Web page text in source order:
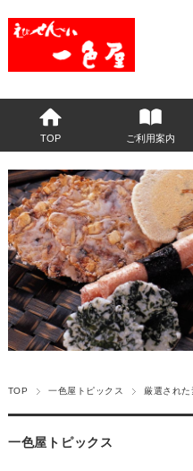
TOP ご利用案内
TOP 一色屋トピックス 厳選された
一色屋トピックス